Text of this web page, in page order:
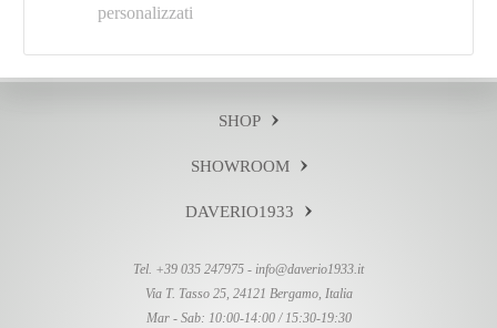
personalizzati
SHOP
SHOWROOM
DAVERIO1933
Tel. +39 035 247975 - info@daverio1933.it
Via T. Tasso 25, 24121 Bergamo, Italia
Mar - Sab: 10:00-14:00 / 15:30-19:30